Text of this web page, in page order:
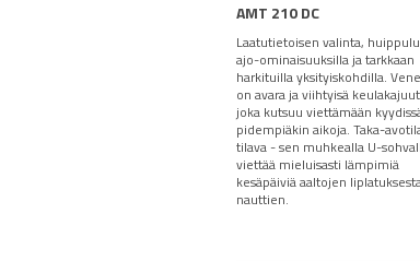
AMT 210 DC
Laatutietoisen valinta,
ajo-ominaisuuksilla ja tarkkaan
harkituilla yksityiskohdilla.
on avara ja viihtyisä
joka kutsuu viettämään
pidempiäkin aikoja. Taka-
tilava - sen muhkealla U-
viettää mieluisasti lämpimiä
kesäpäiviä aaltojen
nauttien.